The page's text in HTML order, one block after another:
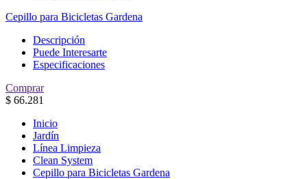
Cepillo para Bicicletas Gardena
Descripción
Puede Interesarte
Especificaciones
Comprar
$ 66.281
Inicio
Jardín
Línea Limpieza
Clean System
Cepillo para Bicicletas Gardena